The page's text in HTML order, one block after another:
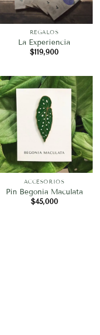
REGALOS
La Experiencia
$119,900
ACCESORIOS
Pin Begonia Maculata
$45,000